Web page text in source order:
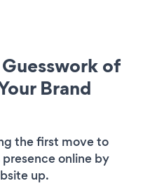
of
Brand
the first move to
online by
up.